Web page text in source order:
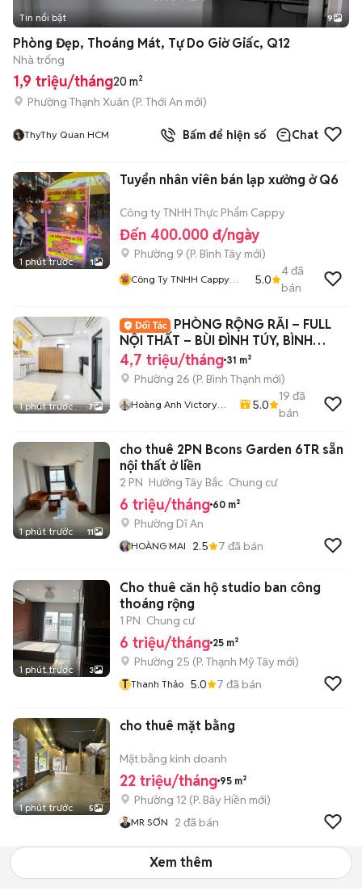
+2
Tin nổi bật 9
Phòng Đẹp, Thoáng Mát, Tự Do Giờ Giấc, Q12
Nhà trống
1,9 triệu/tháng20 m²
Phường Thạnh Xuân (P. Thới An mới)
ThyThy Quan HCM Bấm để hiện số Chat
1 phút trước 1
Tuyển nhân viên bán lạp xưởng ở Q6
Công ty TNHH Thực Phẩm Cappy
Đến 400.000 đ/ngày
Phường 9 (P. Bình Tây mới)
Công Ty TNHH Cappy
5.0
4đã
bán
1 phút trước 7
PHÒNG RỘNG RÃI – FULL
NỘI THẤT – BÙI ĐÌNH TÚY, BÌNH
THẠNH ✨
4,7 triệu/tháng 31 m²
Phường 26 (P. Bình Thạnh mới)
Hoàng Anh Victory
5.0
19 đã
bán
1 phút trước 11
cho thuê 2PN Bcons Garden 6TR sẵn
nội thất ở liền
2 PN Hướng Tây Bắc Chung cư
6 triệu/tháng 60 m²
Phường Dĩ An
HOÀNG MAI 2.5 7 đã bán
1 phút trước 3
Cho thuê căn hộ studio ban công
thoáng rộng
1 PN Chung cư
6 triệu/tháng 25 m²
Phường 25 (P. Thạnh Mỹ Tây mới)
T Thanh Thảo 5.0 7 đã bán
1 phút trước 5
cho thuê mặt bằng
Mặt bằng kinh doanh
22 triệu/tháng 95 m²
Phường 12 (P. Bảy Hiền mới)
MR SƠN 2 đã bán
Xem thêm